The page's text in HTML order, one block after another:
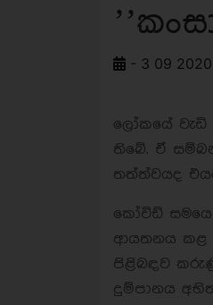
- 3 09 2020
ලෝකයේ වැඩි
තිබේ. ඒ
තත්ත්වයද
කෝවිඩ්
ආයතනය කළ
පිළිබඳව කරුණු
දුම්පානය